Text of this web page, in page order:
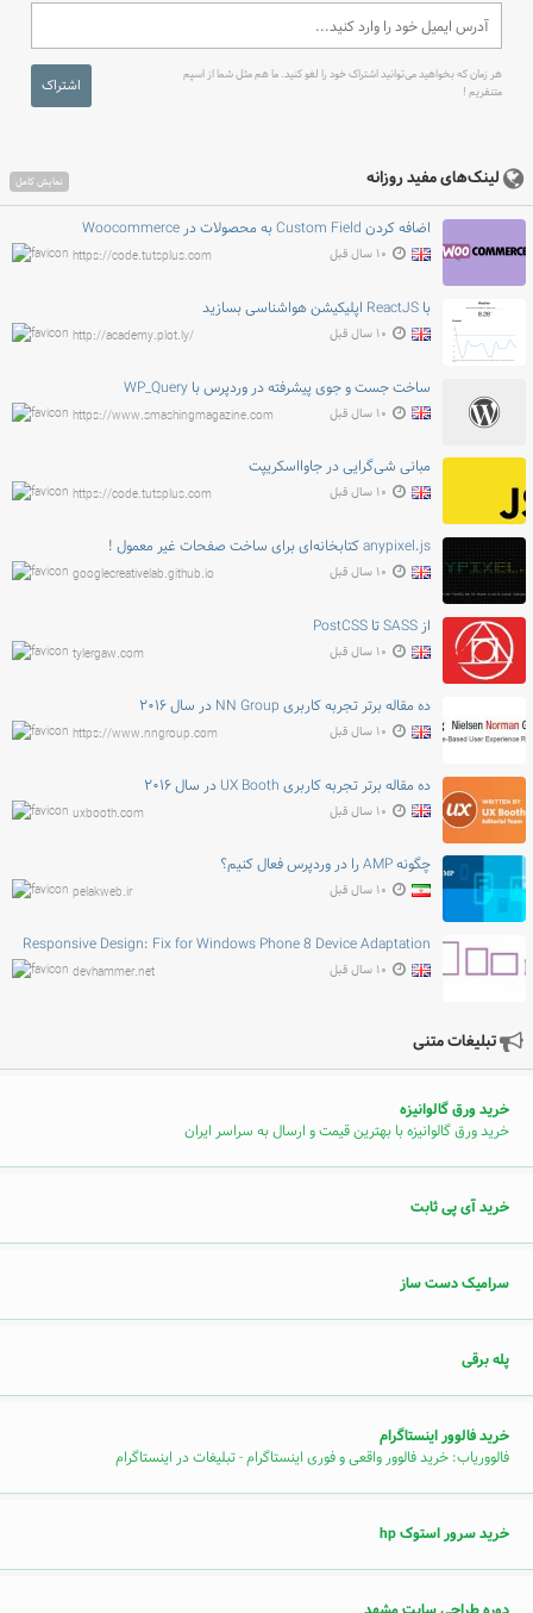
هر زمان که بخواهید می‌توانید اشتراک خود را لغو کنید. ما هم مثل شما از اسپم
متنفریم !
اشتراک
لینک‌های مفید روزانه نمایش کامل
اضافه کردن Custom Field به محصولات در Woocommerce
https://code.tutsplus.com ۱۰ سال قبل
با ReactJS اپلیکیشن هواشناسی بسازید
http://academy.plot.ly/ ۱۰ سال قبل
ساخت جست و جوی پیشرفته در وردپرس با WP_Query
https://www.smashingmagazine.com ۱۰ سال قبل
مبانی شی‌گرایی در جاوااسکریپت
https://code.tutsplus.com ۱۰ سال قبل
anypixel.js کتابخانه‌ای برای ساخت صفحات غیر معمول !
googlecreativelab.github.io ۱۰ سال قبل
از SASS تا PostCSS
tylergaw.com ۱۰ سال قبل
ده مقاله برتر تجربه کاربری NN Group در سال ۲۰۱۶
https://www.nngroup.com ۱۰ سال قبل
ده مقاله برتر تجربه کاربری UX Booth در سال ۲۰۱۶
uxbooth.com ۱۰ سال قبل
چگونه AMP را در وردپرس فعال کنیم؟
pelakweb.ir ۱۰ سال قبل
Responsive Design: Fix for Windows Phone 8 Device Adaptation
devhammer.net ۱۰ سال قبل
تبلیغات متنی
خرید ورق گالوانیزه
خرید ورق گالوانیزه با بهترین قیمت و ارسال به سراسر ایران
خرید آی پی ثابت
سرامیک دست ساز
پله برقی
خرید فالوور اینستاگرام
فالووریاب: خرید فالوور واقعی و فوری اینستاگرام - تبلیغات در اینستاگرام
خرید سرور استوک hp